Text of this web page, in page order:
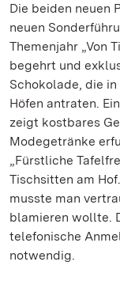
Die beiden neuen
neuen
Themenjahr „Von
begehrt und
Schokolade, die
Höfen antraten.
zeigt kostbares
Modegetränke
„Fürstliche
Tischsitten am
musste man
blamieren wollte.
telefonische
notwendig.